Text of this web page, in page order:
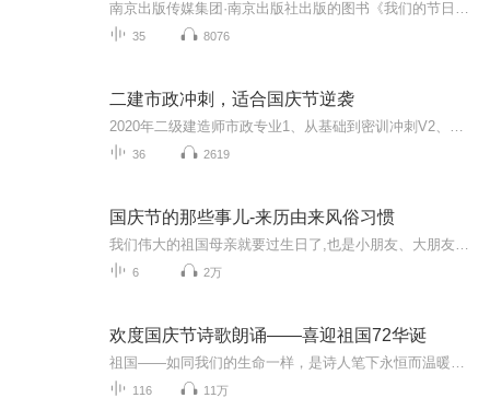
35 8076
二建市政冲刺，适合国庆节逆袭
36 2619
国庆节的那些事儿-来历由来风俗习惯
6 2万
欢度国庆节诗歌朗诵——喜迎祖国72华诞
116 11万